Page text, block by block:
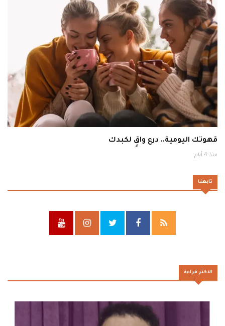
قهوتك اليومية.. درع واقٍ لكبدك
منذ 4 أيام
تابعنا
الاكثر قراءة